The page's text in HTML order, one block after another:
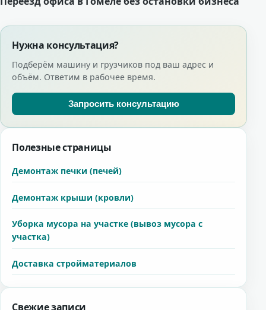
Навигация
по
записям
Нужна консультация?
Подберём машину и грузчиков под ваш адрес и
объём. Ответим в рабочее время.
Запросить консультацию
Полезные страницы
Демонтаж печки (печей)
Демонтаж крыши (кровли)
Уборка мусора на участке (вывоз мусора с
участка)
Доставка стройматериалов
Свежие записи